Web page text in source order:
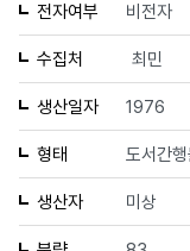
전자여부 비전자
수집처 최민
생산일자 1976
형태 도서간
생산자 미상